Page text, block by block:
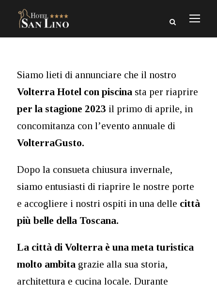
Siamo lieti di annunciare che il nostro
Volterra Hotel con piscina sta per riaprire
per la stagione 2023 il primo di aprile, in
concomitanza con l’evento annuale di
VolterraGusto.
Dopo la consueta chiusura invernale,
siamo entusiasti di riaprire le nostre porte
e accogliere i nostri ospiti in una delle città
più belle della Toscana.
La città di Volterra è una meta turistica
molto ambita grazie alla sua storia,
architettura e cucina locale. Durante